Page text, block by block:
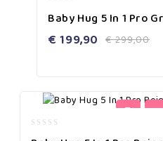
out
5
Baby Hug 5 In 1 Pro
€299,00
€ 199,90